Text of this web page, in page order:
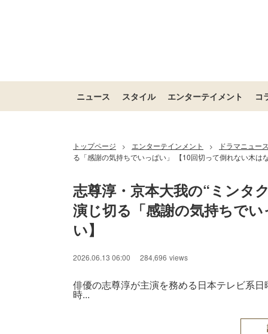
ニュース スタイル エンターテイメント コ
トップページ > エンターテインメント >
ドラマニュー
る「感謝の気持ちでいっぱい」 【10回切って倒れない木は
志尊淳・京本大我の“ミンタ
演じ切る「感謝の気持ちで
い】
2026.06.13 06:00 284,696 views
俳優の志尊淳が主演を務める日本テレビ系
時...